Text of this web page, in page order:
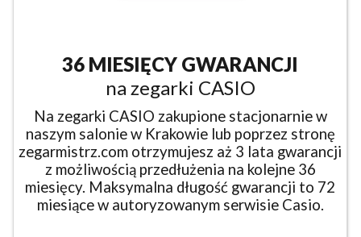
36 MIESIĘCY GWARANCJI
na zegarki CASIO
Na zegarki CASIO zakupione stacjonarnie w
naszym salonie w Krakowie lub poprzez stronę
zegarmistrz.com otrzymujesz aż 3 lata gwarancji
z możliwością przedłużenia na kolejne 36
miesięcy. Maksymalna długość gwarancji to 72
miesiące w autoryzowanym serwisie Casio.